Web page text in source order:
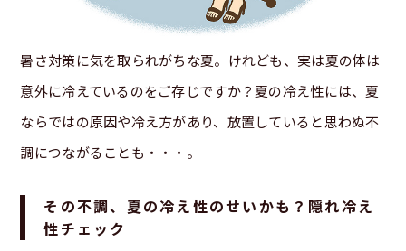
暑さ対策に気を取られがちな夏。けれども、実は夏の体は
意外に冷えているのをご存じですか？夏の冷え性には、夏
ならではの原因や冷え方があり、放置していると思わぬ不
調につながることも・・・。
その不調、夏の冷え性のせいかも？隠れ冷え
性チェック